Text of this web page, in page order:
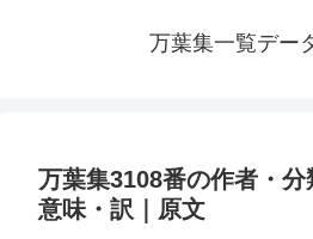
万葉集一覧デー
万葉集3108番の作者・分
意味・訳｜原文